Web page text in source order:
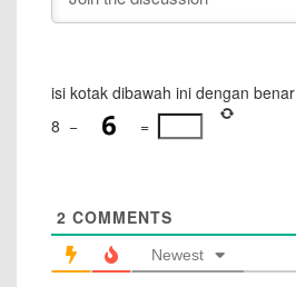
isi kotak dibawah ini dengan benar
8 − =
2 COMMENTS
Newest